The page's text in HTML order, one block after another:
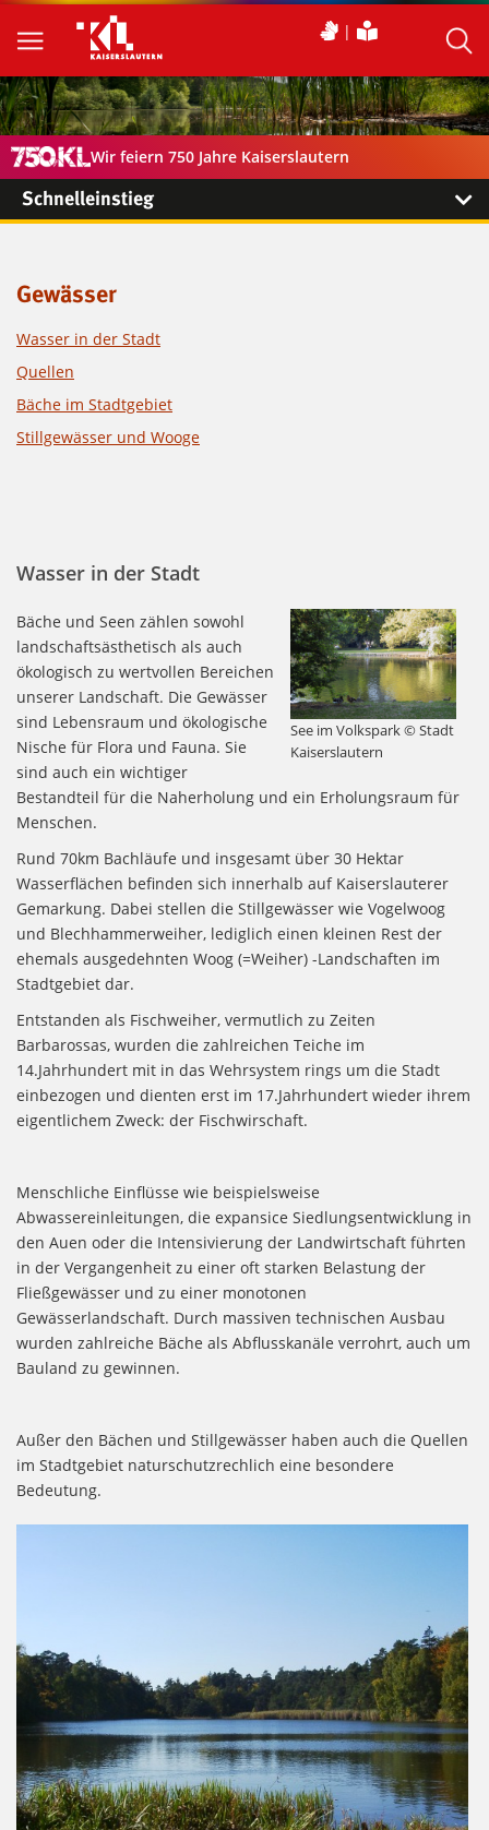
Wir feiern 750 Jahre Kaiserslautern
Schnelleinstieg
Gewässer
Wasser in der Stadt
Quellen
Bäche im Stadtgebiet
Stillgewässer und Wooge
Wasser in der Stadt
See im Volkspark © Stadt
Kaiserslautern
Bäche und Seen zählen sowohl
landschaftsästhetisch als auch
ökologisch zu wertvollen Bereichen
unserer Landschaft. Die Gewässer
sind Lebensraum und ökologische
Nische für Flora und Fauna. Sie
sind auch ein wichtiger
Bestandteil für die Naherholung und ein Erholungsraum für
Menschen.
Rund 70km Bachläufe und insgesamt über 30 Hektar
Wasserflächen befinden sich innerhalb auf Kaiserslauterer
Gemarkung. Dabei stellen die Stillgewässer wie Vogelwoog
und Blechhammerweiher, lediglich einen kleinen Rest der
ehemals ausgedehnten Woog (=Weiher) -Landschaften im
Stadtgebiet dar.
Entstanden als Fischweiher, vermutlich zu Zeiten
Barbarossas, wurden die zahlreichen Teiche im
14.Jahrhundert mit in das Wehrsystem rings um die Stadt
einbezogen und dienten erst im 17.Jahrhundert wieder ihrem
eigentlichem Zweck: der Fischwirschaft.
Menschliche Einflüsse wie beispielsweise
Abwassereinleitungen, die expansice Siedlungsentwicklung in
den Auen oder die Intensivierung der Landwirtschaft führten
in der Vergangenheit zu einer oft starken Belastung der
Fließgewässer und zu einer monotonen
Gewässerlandschaft. Durch massiven technischen Ausbau
wurden zahlreiche Bäche als Abflusskanäle verrohrt, auch um
Bauland zu gewinnen.
Außer den Bächen und Stillgewässer haben auch die Quellen
im Stadtgebiet naturschutzrechlich eine besondere
Bedeutung.